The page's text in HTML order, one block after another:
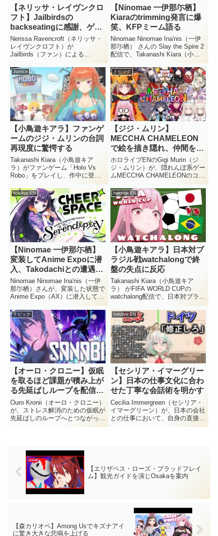
【ネリッサ・レイヴンクロ
フト】Jailbirdsの
backseatingに感謝、ゲー
ムは助けで勝てると語る
Nerissa Ravencroft（ネリッサ・
レイヴンクロフト）が
Jailbirds（ファン）による
backseating（助言）への感謝を
口にしました。自分はゲームが苦
手で、視聴者の助けがなければ進
め方が分からないと、配信中に率
直に語っ...
【Ninomae 一伊那尓栖】
Kiaraのtrimming発言に爆
笑、KFPミーム語る
Ninomae Ninomae Ina'nis（一伊
那尓栖） さんの Slay the Spire 2
配信で、Takanashi Kiara（小鳥
遊キアラ） さんが KFP の定番ミ
ームを語る一幕がありました。
Kiara さんの "tri...
Justice
【小鳥遊キアラ】ファンゲ
ームのジジ・ムリンの台詞
再現度に驚愕する
Takanashi Kiara（小鳥遊キア
ラ）がファンゲーム「Holo Vs
Robo」をプレイし、作中に登場
するGigi Murin（ジジ・ムリン）
の台詞の再現度の高さに驚愕しま
した。ジジ本人が執筆したのでは
ないかと疑うほど、独特な言い
回...
トピック
【ジジ・ムリン】
MECCHA CHAMELEON
で絵を描き隠れ、仲間を欺
いて大笑い
ホロライブENのGigi Murin（ジ
ジ・ムリン）が、隠れんぼ系ゲー
ムMECCHA CHAMELEONのコラ
ボ配信に挑みました。背景に溶け
込む絵を描いて仲間を欺き、見つ
からずに笑い出す場面が切り抜き
で注目を集めています。Gigi
Muri...
hololive EN
【Ninomae 一伊那尓栖】
変装してAnime Expoに潜
入、Takodachiとの遭遇を
語る
Ninomae Ninomae Ina'nis（一伊
那尓栖）さんが、変装した状態で
Anime Expo（AX）に潜入してい
たと配信で明かしました。会場で
TakodachiやHololiveファンと至
近距離で遭遇しながらも気づかれ
なかった一部...
hololive EN
【小鳥遊キアラ】日本対ブ
ラジル戦watchalongで終
盤の失点に反応
Takanashi Kiara（小鳥遊キア
ラ） がFIFA WORLD CUPの
watchalong配信で、日本対ブラジ
ル戦を観戦しました。後半アディ
ショナルタイムにブラジルが得点
した場面での反応が切り抜きにま
とめられ、話題になっていま
す。...
トピック
【オーロ・クロニー】仮眠
を取るほど課題が積み上が
る先延ばしループを配信で
語る
Ouro Kronii（オーロ・クロニー）
が、ストレス解消のための仮眠が
先延ばしのループへとつながって
しまう経緯を配信中に語りまし
き、「I'm so screwed」と率直に
hololive EN
【セシリア・イマーグリー
ン】日本の仕事文化に合わ
せた丁寧な会話術を明かす
Cecilia Immergreen（セシリア・
イマーグリーン）が、日本の会社
との仕事において、自身の直接的
な表現を避けるための工夫につい
【エリザベス・ローズ・ブラッドフレイ
ム】観光ガイドを演じOsakaを案内
【森カリオペ】Among Usでキズナアイ
に驚き大きな悲鳴を上げる